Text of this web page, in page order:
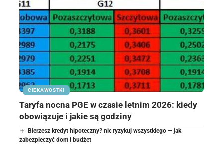
CIEKAWOSTKI
Taryfa nocna PGE w czasie letnim 2026: kiedy
obowiązuje i jakie są godziny
Bierzesz kredyt hipoteczny? nie ryzykuj wszystkiego — jak
zabezpieczyć dom i budżet